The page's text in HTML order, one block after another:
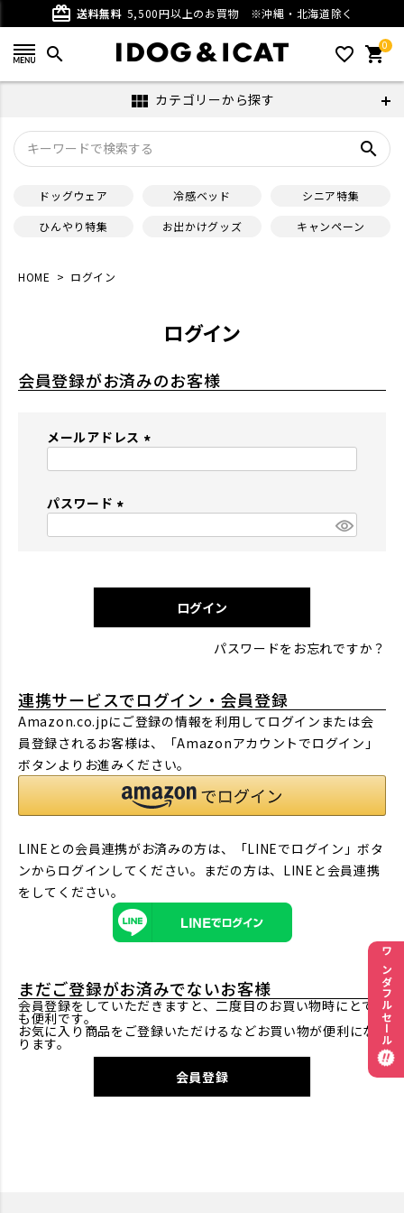
card_giftcard 送料無料 5,500円以上のお買物 ※沖縄・北海道除く
search favorite_outline 0
shopping_cart
view_module カテゴリーから探す
search
ドッグウェア 冷感ベッド
シニア特集
ひんやり特集
お出かけグッズ キャンペーン
HOME ログイン
ログイン
会員登録がお済みのお客様
メールアドレス
パスワード
)
ログイン
パスワードをお忘れですか？
連携サービスでログイン・会員登録
Amazon.co.jpにご登録の情報を利用してログインまたは会
員登録されるお客様は、「Amazonアカウントでログイン」
ボタンよりお進みください。
LINEとの会員連携がお済みの方は、「LINEでログイン」ボタ
ンからログインしてください。まだの方は、 LINEと会員連携
をしてください。
まだご登録がお済みでないお客様
会員登録をしていただきますと、二度目のお買い物時にとて
も便利です。
お気に入り商品をご登録いただけるなどお買い物が便利にな
ります。
会員登録
ワンダフルセール